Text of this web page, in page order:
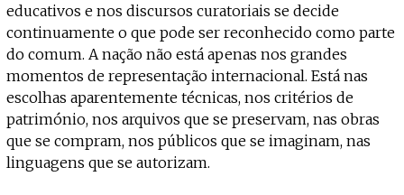
educativos e nos discursos curatoriais se decide
continuamente o que pode ser reconhecido como parte
do comum. A nação não está apenas nos grandes
momentos de representação internacional. Está nas
escolhas aparentemente técnicas, nos critérios de
património, nos arquivos que se preservam, nas obras
que se compram, nos públicos que se imaginam, nas
linguagens que se autorizam.